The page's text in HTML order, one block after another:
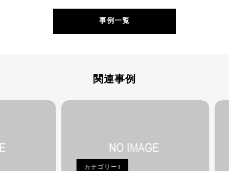
事例一覧
関連事例
カテゴリー1